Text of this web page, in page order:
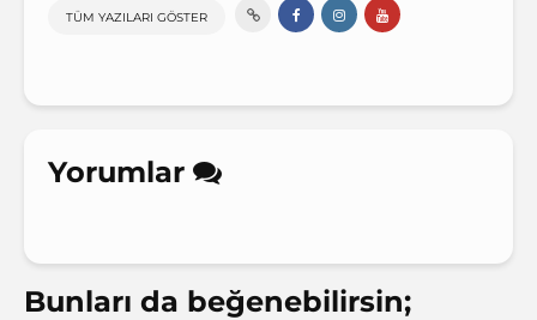
TÜM YAZILARI GÖSTER
Yorumlar
Bunları da beğenebilirsin;